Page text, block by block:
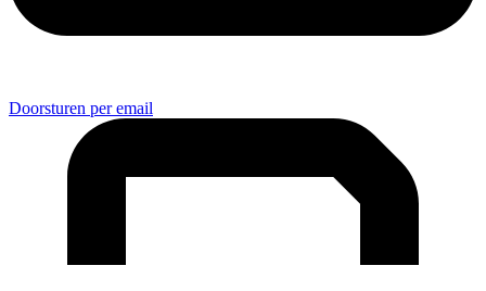
Doorsturen per email